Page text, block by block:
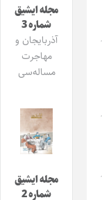
مجله ایشیق
شماره 3
آذربایجان و
مهاجرت
مساله‌سی
مجله ایشیق
شماره 2